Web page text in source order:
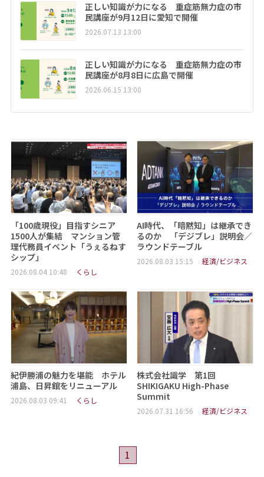
正しい知識が力になる 重症筋無力症の市
民講座が9月12日に愛知で開催
2026.07.13 13:00
正しい知識が力になる 重症筋無力症の市
民講座が8月8日に広島で開催
2026.06.15 13:00
「100歳現役」目指すシニア
1500人が集結 マンション管
理代務員イベント「うぇるねす
シップ」
2026.08.04 10:48 くらし
AI時代、「暗黙知」は継承でき
るのか 「デジブレ」説明会／
ラウンドテーブル
2026.08.03 15:15 経済/ビジネス
紀伊勝浦の魅力を堪能 ホテル
浦島、日昇館をリニューアル
2026.08.03 09:41 くらし
株式会社識学 第1回
SHIKIGAKU High-Phase
Summit
2026.07.31 16:56 経済/ビジネス
1